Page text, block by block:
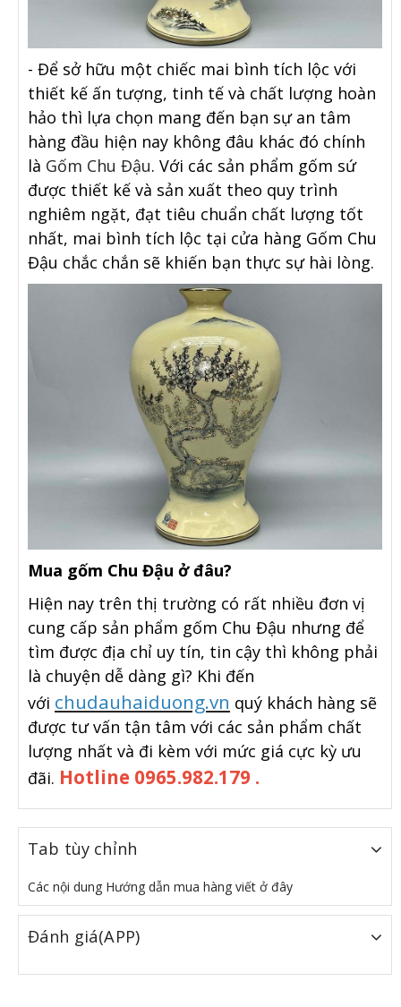
- Để sở hữu một chiếc mai bình tích lộc với
thiết kế ấn tượng, tinh tế và chất lượng hoàn
hảo thì lựa chọn mang đến bạn sự an tâm
hàng đầu hiện nay không đâu khác đó chính
là Gốm Chu Đậu. Với các sản phẩm gốm sứ
được thiết kế và sản xuất theo quy trình
nghiêm ngặt, đạt tiêu chuẩn chất lượng tốt
nhất, mai bình tích lộc tại cửa hàng Gốm Chu
Đậu chắc chắn sẽ khiến bạn thực sự hài lòng.
Mua gốm Chu Đậu ở đâu?
Hiện nay trên thị trường có rất nhiều đơn vị
cung cấp sản phẩm gốm Chu Đậu nhưng để
tìm được địa chỉ uy tín, tin cậy thì không phải
là chuyện dễ dàng gì? Khi đến
với chudauhaiduong.vn quý khách hàng sẽ
được tư vấn tận tâm với các sản phẩm chất
lượng nhất và đi kèm với mức giá cực kỳ ưu
đãi. Hotline 0965.982.179 .
Tab tùy chỉnh
Các nội dung Hướng dẫn mua hàng viết ở đây
Đánh giá(APP)